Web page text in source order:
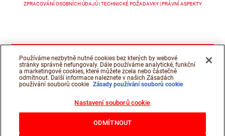
ZPRACOVÁNÍ OSOBNÍCH ÚDAJŮ TECHNICKÉ POŽADAVKY PRÁVNÍ ASPEKTY
Používáme nezbytně nutné cookies bez kterých by webové
stránky správně nefungovaly. Dále používáme analytické, funkční
a marketingové cookies, které můžete zcela nebo částečně
odmítnout. Další informace naleznete v našich Zásadách
používání souborů cookie Zásady používání souborů cookie
Nastavení souborů cookie
ODMÍTNOUT